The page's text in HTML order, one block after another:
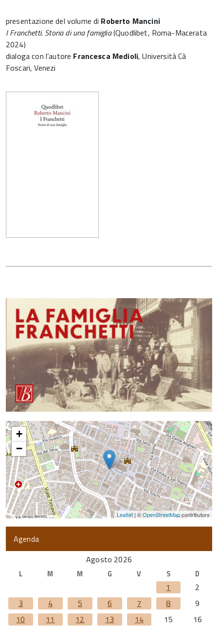
presentazione del volume di Roberto Mancini
I Franchetti. Storia di una famiglia(Quodlibet, Roma-Macerata
2024)
dialoga con l’autore Francesca Medioli, Università Cà
Foscari, Venezi
+
−
Leaflet | ©OpenStreetMapcontributors
Agenda
Agosto 2026
L M M G V S D
1
2
3
4 5 6 7 8
9
10
11 12 13 14 15
16